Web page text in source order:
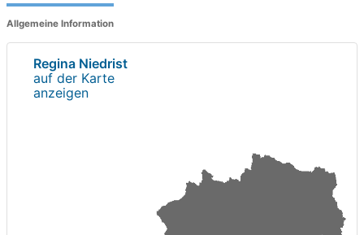
Allgemeine Information
Regina Niedrist
auf der Karte
anzeigen